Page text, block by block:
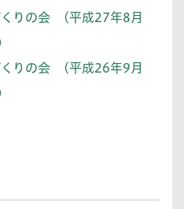
りの会 (平成27年8月
りの会 (平成26年9月